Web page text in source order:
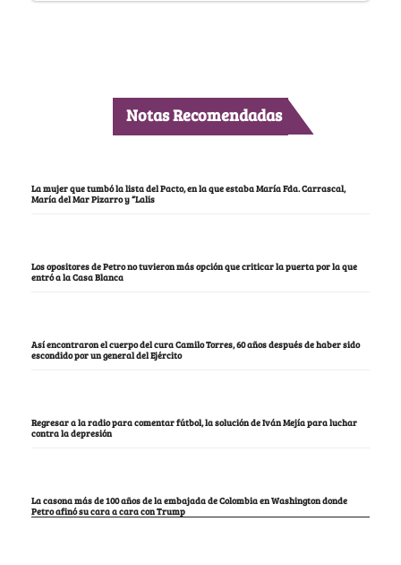
Notas Recomendadas
La mujer que tumbó la lista del Pacto, en la que estaba María Fda. Carrascal,
María del Mar Pizarro y “Lalis
Los opositores de Petro no tuvieron más opción que criticar la puerta por la que
entró a la Casa Blanca
Así encontraron el cuerpo del cura Camilo Torres, 60 años después de haber sido
escondido por un general del Ejército
Regresar a la radio para comentar fútbol, la solución de Iván Mejía para luchar
contra la depresión
La casona más de 100 años de la embajada de Colombia en Washington donde
Petro afinó su cara a cara con Trump